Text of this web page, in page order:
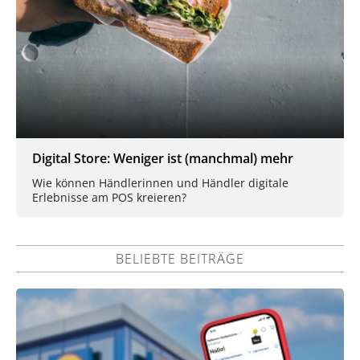
Digital Store: Weniger ist (manchmal) mehr
Wie können Händlerinnen und Händler digitale
Erlebnisse am POS kreieren?
BELIEBTE BEITRÄGE